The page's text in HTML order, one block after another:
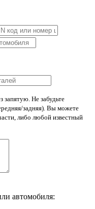
запятую. Не забудьте
задняя). Вы можете
либо любой известный
автомобиля: